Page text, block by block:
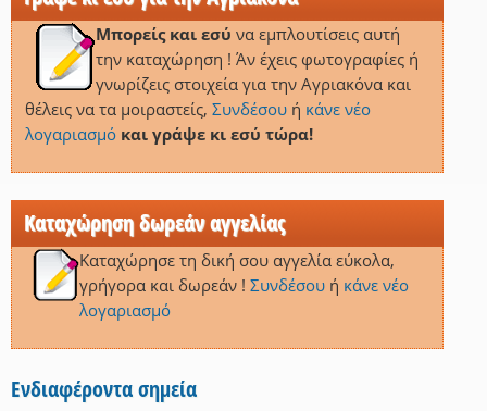
Μπορείς και εσύ να εμπλουτίσεις αυτή
την καταχώρηση ! Άν έχεις φωτογραφίες ή
γνωρίζεις στοιχεία για την Αγριακόνα και
θέλεις να τα μοιραστείς, Συνδέσουή κάνε νέο
λογαριασμό και γράψε κι εσύ τώρα!
Καταχώρηση δωρεάν αγγελίας
Καταχώρησε τη δική σου αγγελία εύκολα,
γρήγορα και δωρεάν ! Συνδέσουή κάνε νέο
λογαριασμό
Ενδιαφέροντα σημεία